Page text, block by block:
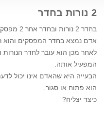
2 נורות בחדר
בחדר 2 נורות ובחדר אחר 2 מפסקים המתאימים כל אחד לנורה.
אדם נמצא בחדר המפסקים והוא
לאחר מכן הוא עובר לחדר הנורות
המפעיל אותה.
הבעייה היא שהאדם אינו יכול
הוא פתוח או סגור.
כיצד יצליח?